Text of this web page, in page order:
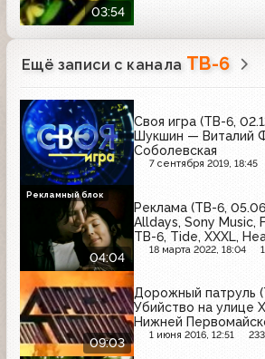
03:54
Ещё записи с канала ТВ-6
Своя игра (ТВ-6,
Шукшин — Виталий
Соболевская
7 сентября 2019, 18:45
04:04
Реклама (ТВ-6,
Alldays, Sony Music,
ТВ-6, Tide, XXXL,
Русское радио,
18 марта 2022, 18:04
Рекламный блок
09:03
Дорожный патруль
Убийство на улице
Нижней
Кутузовском
1 июня 2016, 12:51